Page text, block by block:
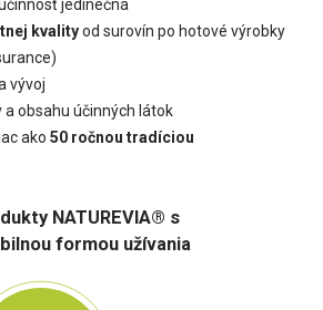
jedinečná
kvalityod surovín po hotové výrobky
vývoj
a obsahu účinných látok
ako 50 ročnou tradíciou
NATUREVIA® s
formou užívania